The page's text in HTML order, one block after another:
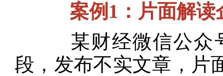
案例1：片面解读
某财经微信公众号
段，发布不实文章，片